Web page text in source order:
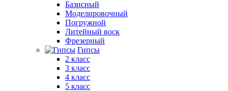
Базисный
Моделировочный
Погружной
Литейный воск
Фрезерный
Гипсы
2 класс
3 класс
4 класс
5 класс